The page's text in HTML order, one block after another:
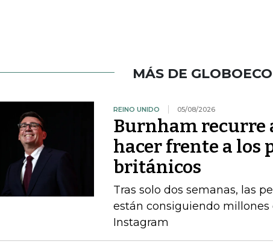
MÁS DE
REINO UNIDO 05/08/2026
Burnham recurre
hacer frente a los
británicos
Tras solo dos semanas, las
están consiguiendo millones
Instagram